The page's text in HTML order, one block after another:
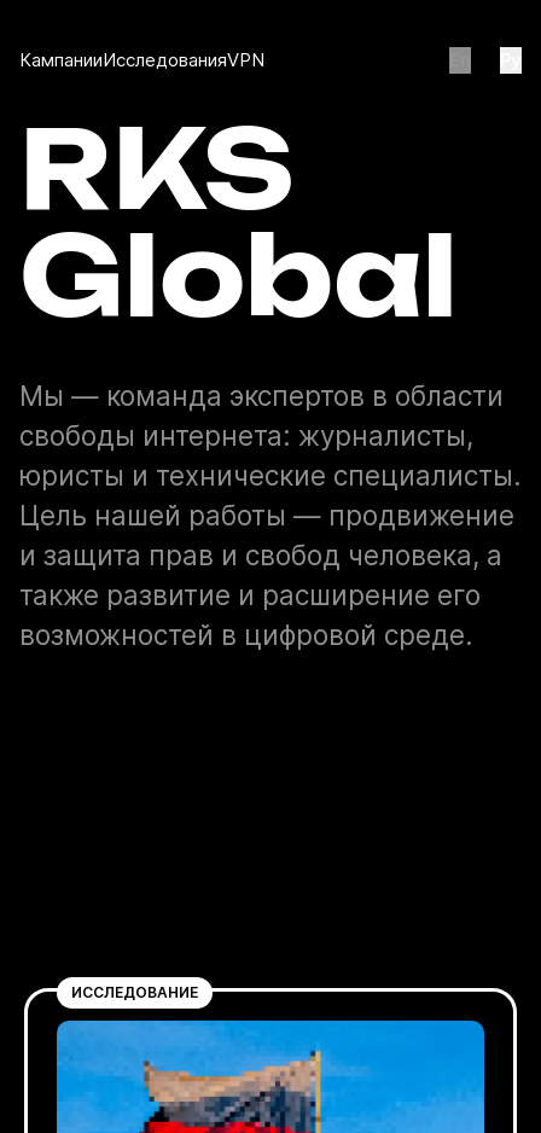
КампанииИсследованияVPN
RKS
Global
Мы — команда экспертов в области
свободы интернета: журналисты,
юристы и технические специалисты.
Цель нашей работы — продвижение
и защита прав и свобод человека, а
также развитие и расширение его
возможностей в цифровой среде.
ИССЛЕДОВАНИЕ